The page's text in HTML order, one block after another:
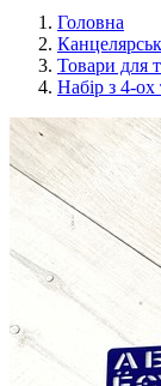
Головна
Товари для
Набір з 4-